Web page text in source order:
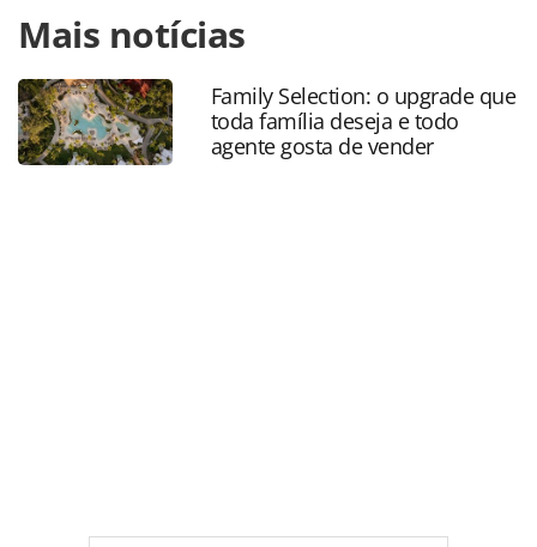
https://www.panrotas.com.br/mercado/destinos/2025/06/
estuda-exigir-seguro-viagem-para-turistas_218327.html ou
as ferramentas oferecidas na página. Todo o conteúdo
produzido pela PANROTAS Editora é protegido pela
legislação brasileira sobre direito autoral. Não reproduza o
conteúdo sem autorização da PANROTAS Editora
Mais notícias
Family Selection: o upgrade que
toda família deseja e todo
agente gosta de vender